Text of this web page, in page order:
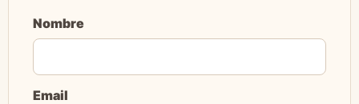
Nombre
Email